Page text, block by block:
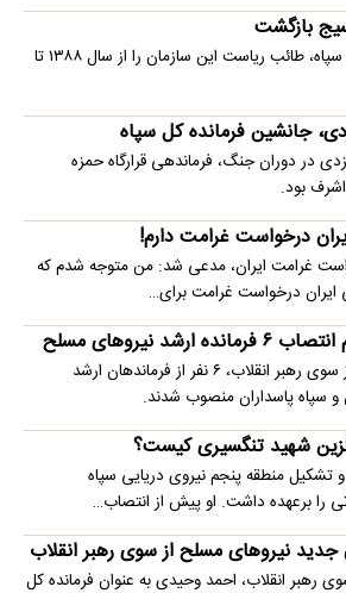
بازگشت
با تشکیل سازمان اطلاعات سپاه، طائب ریاست این سازمان را از سال ۱۳۸۸ تا
جانشین فرمانده کل سپاه
در دوران جنگ، فرماندهی قرارگاه حمزه
بود.
درخواست غرامت دارم!
غرامت ایران، مدعی شد: من متوجه شدم که
ایران درخواست غرامت برای…
با صدور احکامی جداگانه از سوی رهبر انقلاب، ۶ نفر از فرماندهان ارشد
سپاه پاسداران منصوب شدند.
شهید تنگسیری کیست؟
علی عظمایی از سال ۱۳۹۱ و تشکیل منطقه پنجم نیروی دریایی سپاه
را برعهده داشت. او پیش از انتصاب…
جدید نیروهای مسلح از سوی رهبر انقلاب
رهبر انقلاب، احمد وحیدی به عنوان فرمانده کل